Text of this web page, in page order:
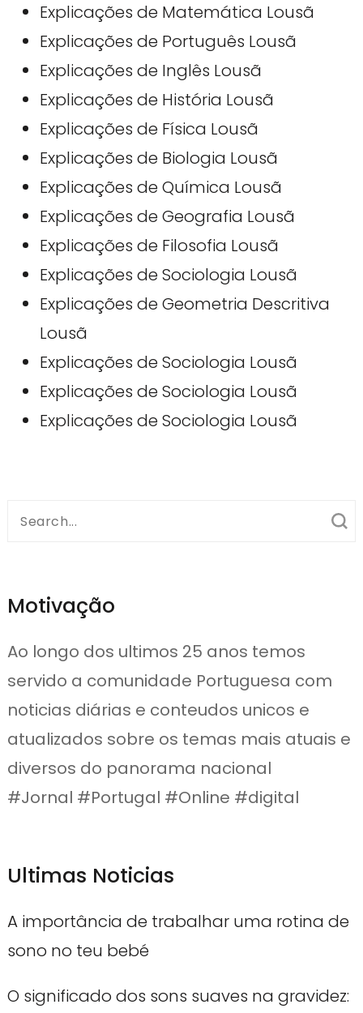
Explicações de Matemática Lousã
Explicações de Português Lousã
Explicações de Inglês Lousã
Explicações de História Lousã
Explicações de Física Lousã
Explicações de Biologia Lousã
Explicações de Química Lousã
Explicações de Geografia Lousã
Explicações de Filosofia Lousã
Explicações de Sociologia Lousã
Explicações de Geometria Descritiva
Lousã
Explicações de Sociologia Lousã
Explicações de Sociologia Lousã
Explicações de Sociologia Lousã
Search
Motivação
Ao longo dos ultimos 25 anos temos
servido a comunidade Portuguesa com
noticias diárias e conteudos unicos e
atualizados sobre os temas mais atuais e
diversos do panorama nacional
#Jornal #Portugal #Online #digital
Ultimas Noticias
A importância de trabalhar uma rotina de
sono no teu bebé
O significado dos sons suaves na gravidez: